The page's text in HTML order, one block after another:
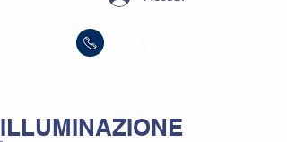
ILLUMINAZIONE